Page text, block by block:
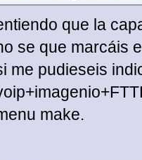
que la
se que marcáis
me pudieseis
make.